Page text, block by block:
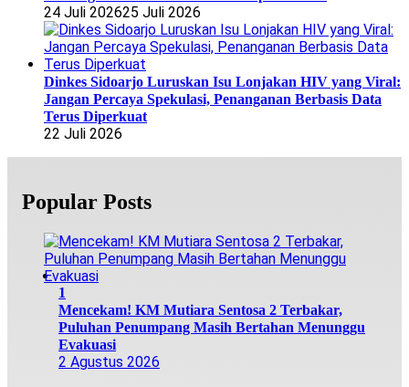
24 Juli 202625 Juli 2026
Dinkes Sidoarjo Luruskan Isu Lonjakan HIV yang Viral:
Jangan Percaya Spekulasi, Penanganan Berbasis Data
Terus Diperkuat
22 Juli 2026
Popular Posts
1
Mencekam! KM Mutiara Sentosa 2 Terbakar,
Puluhan Penumpang Masih Bertahan Menunggu
Evakuasi
2 Agustus 2026